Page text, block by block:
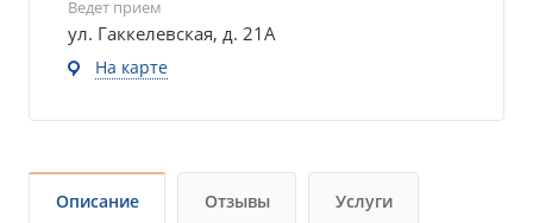
Ведет прием
ул. Гаккелевская, д. 21А
На карте
Описание Отзывы Услуги